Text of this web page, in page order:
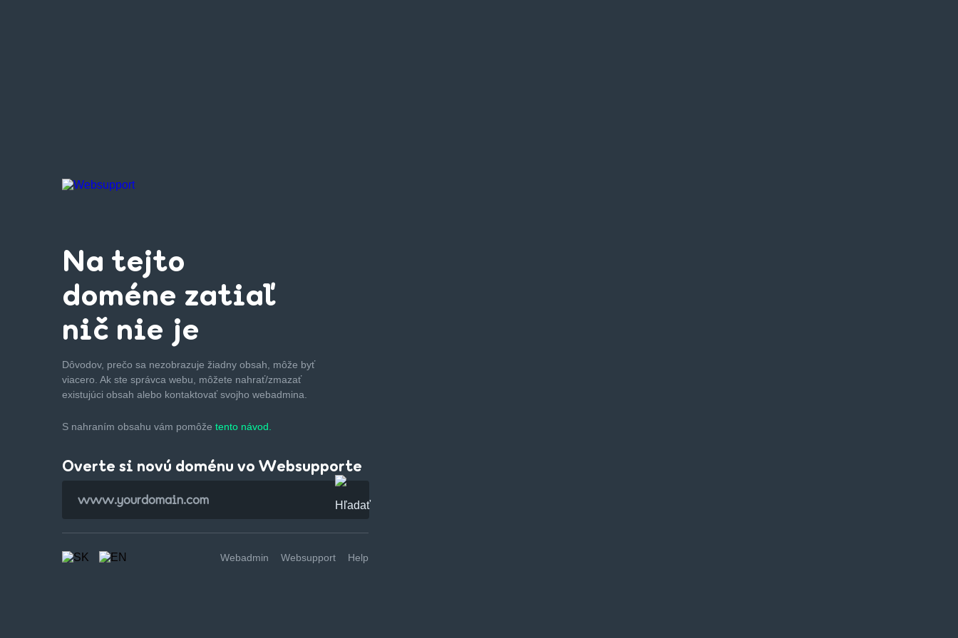
Na tejto
doméne zatiaľ
nič nie je
Dôvodov, prečo sa nezobrazuje žiadny obsah, môže byť
viacero. Ak ste správca webu, môžete nahrať/zmazať
existujúci obsah alebo kontaktovať svojho webadmina.
S nahraním obsahu vám pomôže tento návod.
Overte si novú doménu vo Websupporte
Webadmin Websupport Help